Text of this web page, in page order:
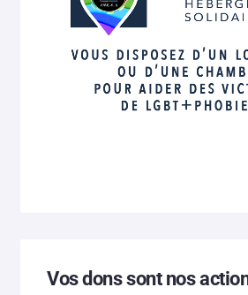
Vos dons sont nos